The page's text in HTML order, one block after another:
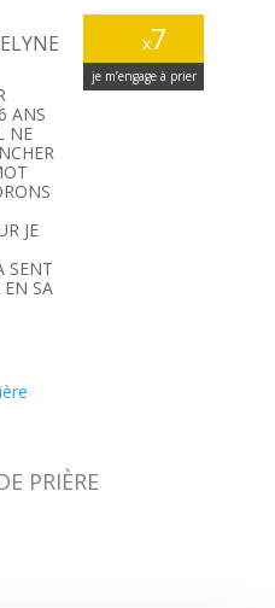
x7
je m’engage à prier
ANS
NE
JE
SENT
SA
PRIÈRE